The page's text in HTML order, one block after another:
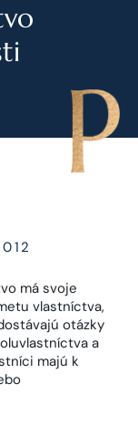
má svoje
vlastníctva,
otázky
a
majú k